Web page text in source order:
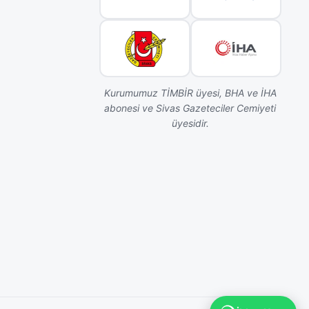
söyleşi
Kurumumuz TİMBİR üyesi, BHA ve İHA
abonesi ve Sivas Gazeteciler Cemiyeti
üyesidir.